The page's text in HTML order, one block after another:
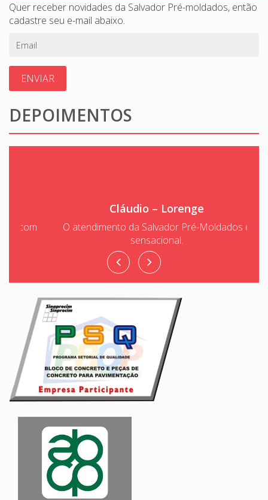
Quer receber novidades da Salvador Pré-moldados, então
cadastre seu e-mail abaixo.
ENVIAR
DEPOIMENTOS
Cláudio – Lorenge
O atendimento da Salvador Pré-Moldados é
sensacional.